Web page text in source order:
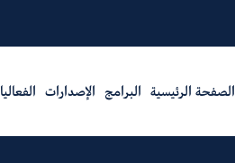
الصفحة الرئيسية البرامج الإصدارات